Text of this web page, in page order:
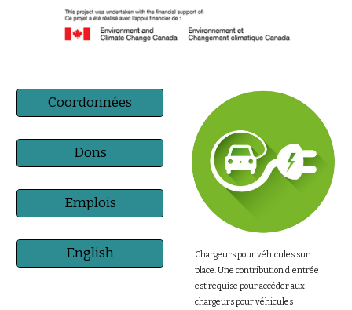
Coordonnées
Dons
Emplois
English
Chargeurs pour véhicules sur
place. Une contribution d'entrée
est requise pour accéder aux
chargeurs pour véhicules